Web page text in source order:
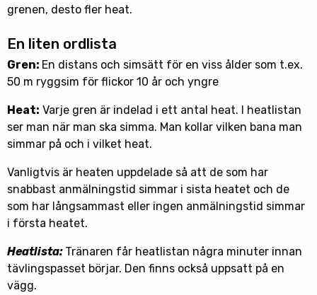
grenen, desto fler heat.
En liten ordlista
Gren: En distans och simsätt för en viss ålder som t.ex.
50 m ryggsim för flickor 10 år och yngre
Heat: Varje gren är indelad i ett antal heat. I heatlistan
ser man när man ska simma. Man kollar vilken bana man
simmar på och i vilket heat.
Vanligtvis är heaten uppdelade så att de som har
snabbast anmälningstid simmar i sista heatet och de
som har långsammast eller ingen anmälningstid simmar
i första heatet.
Heatlista: Tränaren får heatlistan några minuter innan
tävlingspasset börjar. Den finns också uppsatt på en
vägg.